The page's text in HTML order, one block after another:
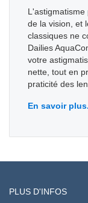
de la vision, et
classiques ne
Dailies
votre
nette, tout en
praticité des
En savoir
PLUS D'INFOS